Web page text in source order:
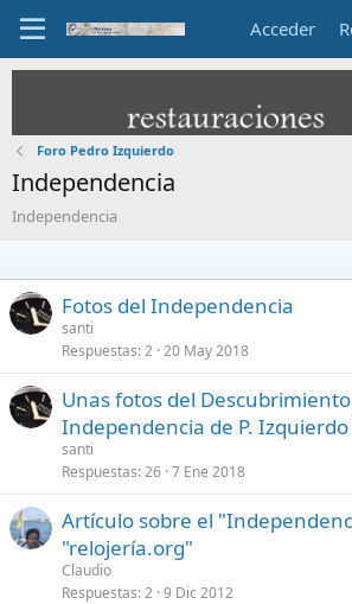
Acceder
Foro Pedro Izquierdo
Independencia
Independencia
Fotos del Independencia
santi
Respuestas 2 20 May 2018
Unas fotos del
Independencia de P. Izquierdo
santi
Respuestas 26 7 Ene 2018
Artículo sobre el
"relojería.org"
Claudio
Respuestas 2 9 Dic 2012